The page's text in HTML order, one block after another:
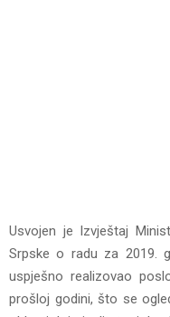
Usvojen je Izvještaj
Srpske o radu za 2019.
uspješno realizovao
prošloj godini, što se